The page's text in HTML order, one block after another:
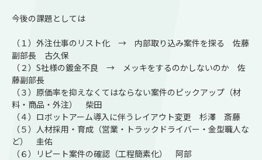
今後の課題としては
（１）外注仕事のリスト化 → 内部取り込み案件を探る 佐藤
副部長 古久保
（２）S社様の鍍金不良 → メッキをするのかしないのか 佐
藤副部長
（３）原価率を抑えなくてはならない案件のピックアップ（材
料・商品・外注） 柴田
（４）ロボットアーム導入に伴うレイアウト変更 杉澤 斎藤
（５）人材採用・育成（営業・トラックドライバー・金型職人な
ど） 圭佑
（６）リピート案件の確認（工程簡素化） 阿部